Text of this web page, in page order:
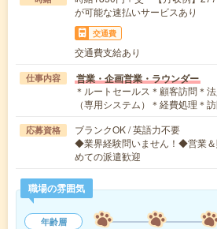
が可能な速払いサービスあり
交通費
交通費支給あり
仕事内容 営業・企画営業・ラウンダー
＊ルートセールス＊顧客訪問＊
（専用システム）＊経費処理＊
応募資格
ブランクOK / 英語力不要
◆業界経験問いません！◆営業
めての派遣歓迎
職場の雰囲気
年齢層